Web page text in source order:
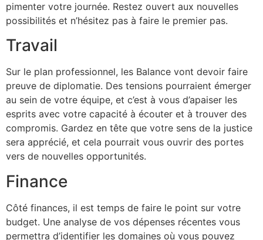
pimenter votre journée. Restez ouvert aux nouvelles
possibilités et n’hésitez pas à faire le premier pas.
Travail
Sur le plan professionnel, les Balance vont devoir faire
preuve de diplomatie. Des tensions pourraient émerger
au sein de votre équipe, et c’est à vous d’apaiser les
esprits avec votre capacité à écouter et à trouver des
compromis. Gardez en tête que votre sens de la justice
sera apprécié, et cela pourrait vous ouvrir des portes
vers de nouvelles opportunités.
Finance
Côté finances, il est temps de faire le point sur votre
budget. Une analyse de vos dépenses récentes vous
permettra d’identifier les domaines où vous pouvez